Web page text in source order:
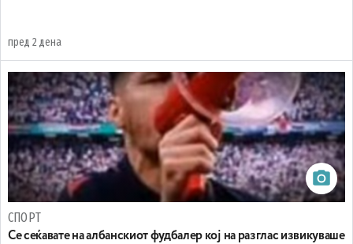
пред 2 дена
СПОРТ
Се сеќавате на албанскиот фудбалер кој на разглас извикуваше